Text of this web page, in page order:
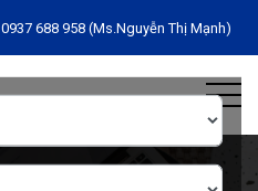
0937 688 958 (Ms.Nguyễn Thị Mạnh)